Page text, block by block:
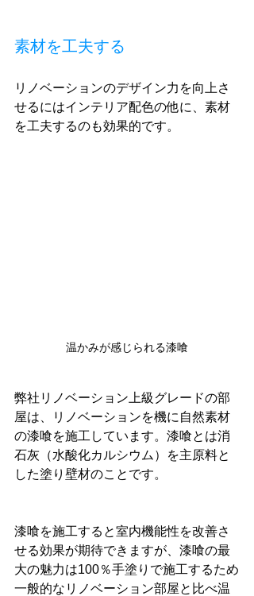
素材を工夫する
リノベーションのデザイン力を向上さ
せるにはインテリア配色の他に、素材
を工夫するのも効果的です。
温かみが感じられる漆喰
弊社リノベーション上級グレードの部
屋は、リノベーションを機に自然素材
の漆喰を施工しています。漆喰とは消
石灰（水酸化カルシウム）を主原料と
した塗り壁材のことです。
漆喰を施工すると室内機能性を改善さ
せる効果が期待できますが、漆喰の最
大の魅力は100％手塗りで施工するため
一般的なリノベーション部屋と比べ温